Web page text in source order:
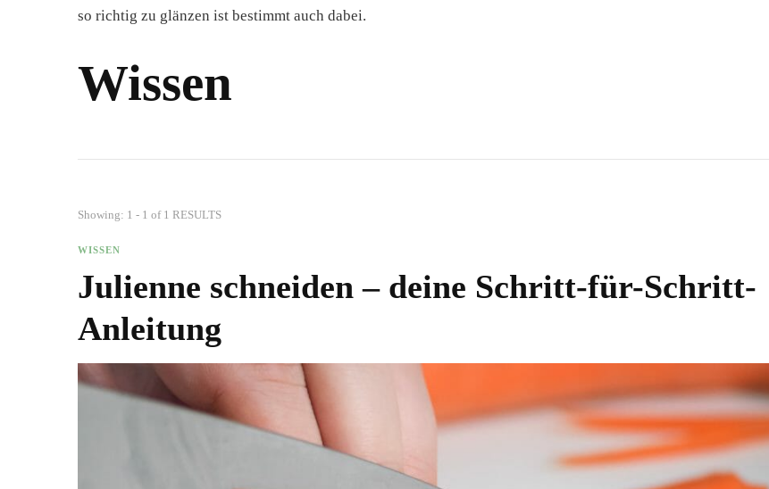
so richtig zu glänzen ist bestimmt auch dabei.
Wissen
Showing: 1 - 1 of 1 RESULTS
WISSEN
Julienne schneiden – deine Schritt-für-Schritt-
Anleitung